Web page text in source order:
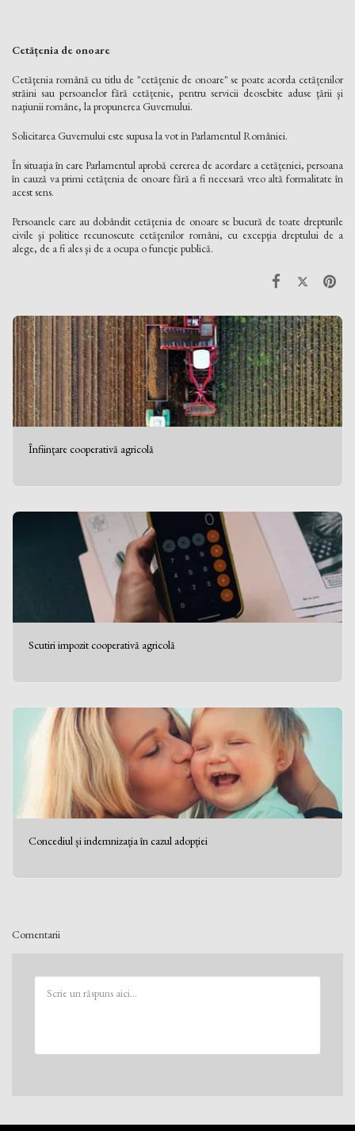
Cetățenia de onoare
Cetăţenia română cu titlu de "cetăţenie de onoare" se poate acorda cetățenilor
străini sau persoanelor fără cetățenie, pentru servicii deosebite aduse ţării şi
naţiunii române, la propunerea Guvernului.
Solicitarea Guvernului este supusa la vot in Parlamentul României.
În situația în care Parlamentul aprobă cererea de acordare a cetățeniei, persoana
în cauză va primi cetățenia de onoare fără a fi necesară vreo altă formalitate în
acest sens.
Persoanele care au dobândit cetăţenia de onoare se bucură de toate drepturile
civile şi politice recunoscute cetăţenilor români, cu excepţia dreptului de a
alege, de a fi ales şi de a ocupa o funcţie publică.
Înființare cooperativă agricolă
Scutiri impozit cooperativă agricolă
Concediul și indemnizația în cazul adopției
Comentarii